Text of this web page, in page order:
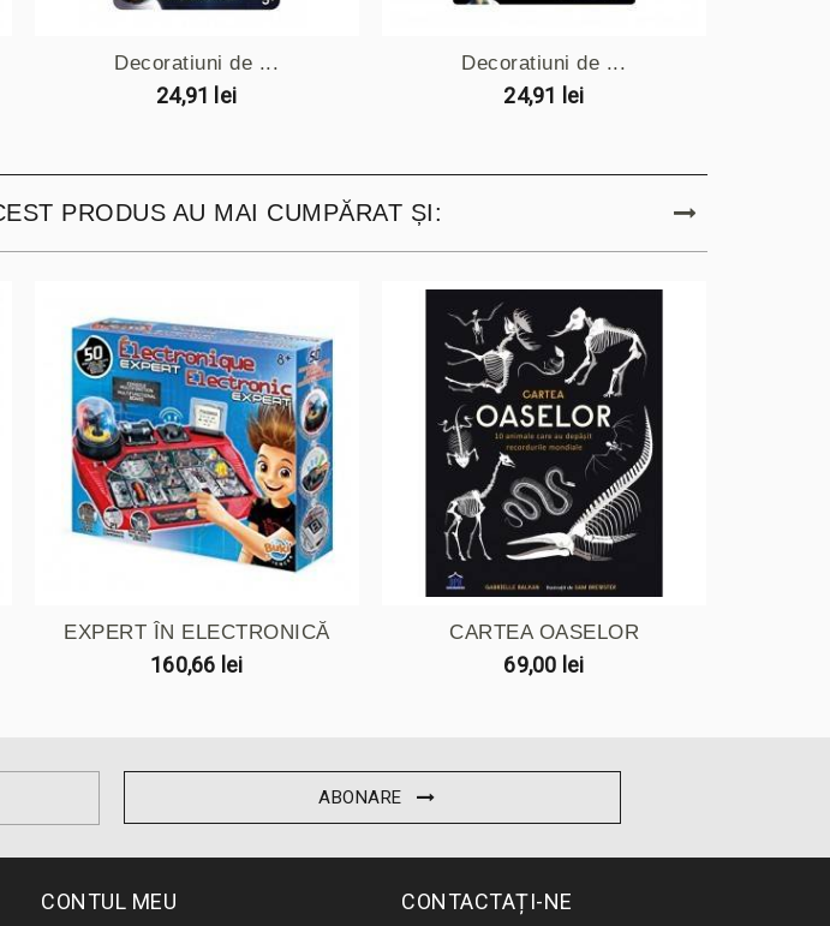
Decoratiuni de ...
24,91 lei
Decoratiuni de ...
24,91 lei
PRODUS AU MAI CUMPĂRAT ȘI:
EXPERT ÎN ELECTRONICĂ
160,66 lei
CARTEA OASELOR
69,00 lei
ABONARE
CONTUL MEU CONTACTAȚI-NE